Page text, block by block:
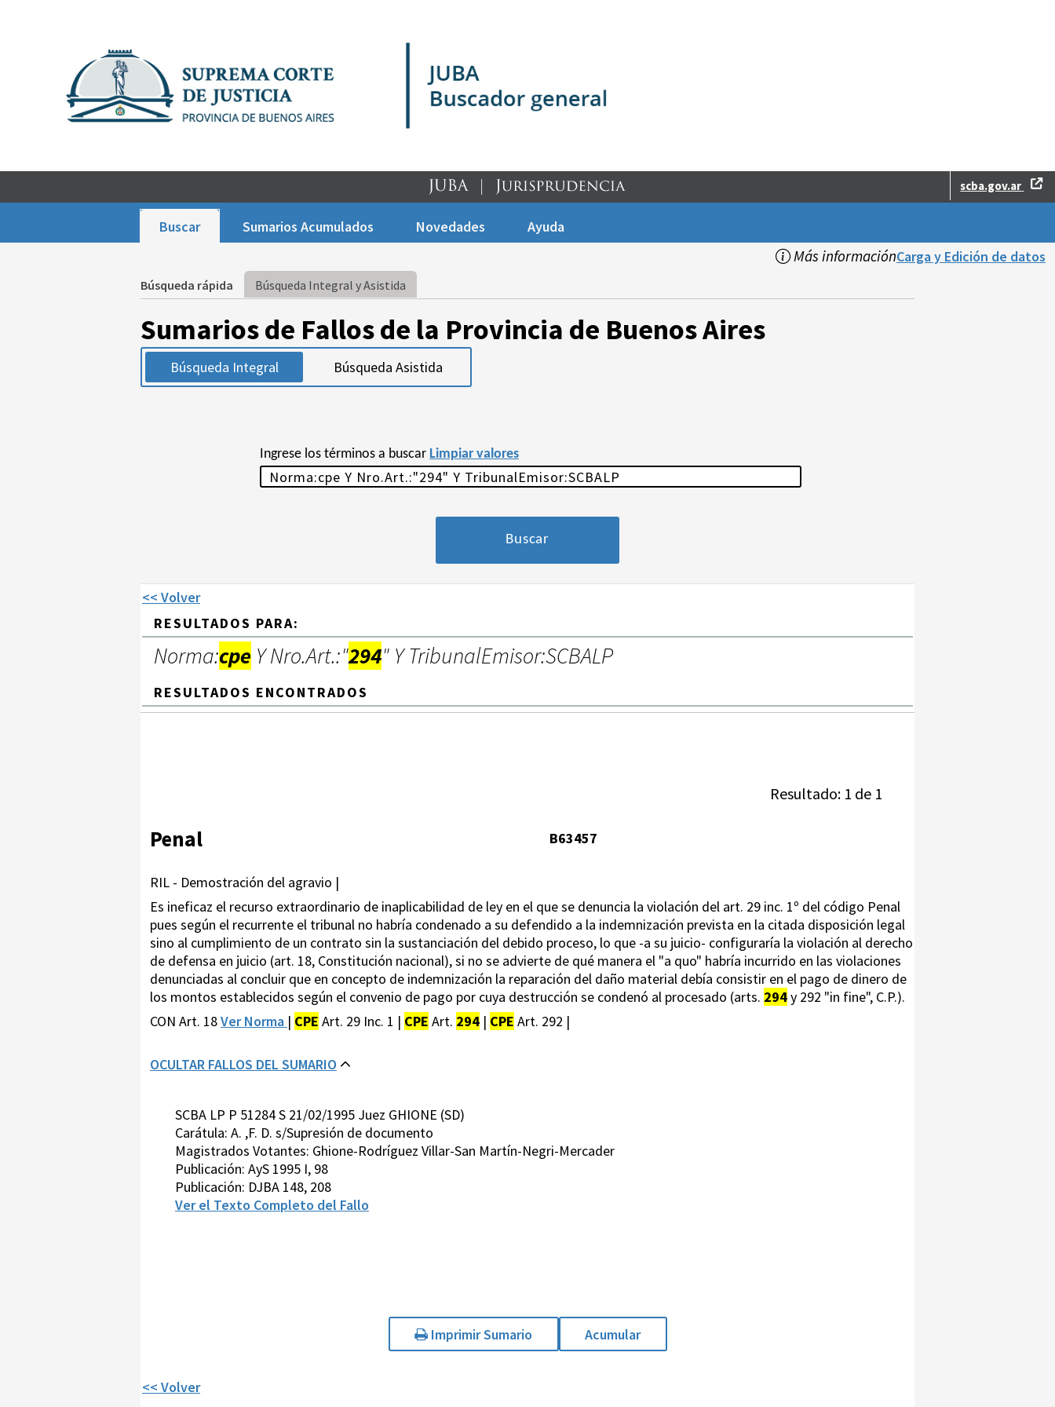
scba.gov.ar
Buscar Sumarios Acumulados Novedades Ayuda
Más informaciónCarga y Edición de datos
Búsqueda rápida Búsqueda Integral y Asistida
Sumarios de Fallos de la Provincia de Buenos Aires
Búsqueda Integral Búsqueda Asistida
Ingrese los términos a buscar Limpiar valores
<< Volver
RESULTADOS PARA:
Norma:cpe Y Nro.Art.:"294" Y TribunalEmisor:SCBALP
RESULTADOS ENCONTRADOS
Resultado: 1 de 1
Penal B63457
RIL - Demostración del agravio |
Es ineficaz el recurso extraordinario de inaplicabilidad de ley en el que se denuncia la violación del art. 29 inc. 1º del código Penal
pues según el recurrente el tribunal no habría condenado a su defendido a la indemnización prevista en la citada disposición legal
sino al cumplimiento de un contrato sin la sustanciación del debido proceso, lo que -a su juicio- configuraría la violación al derecho
de defensa en juicio (art. 18, Constitución nacional), si no se advierte de qué manera el "a quo" habría incurrido en las violaciones
denunciadas al concluir que en concepto de indemnización la reparación del daño material debía consistir en el pago de dinero de
los montos establecidos según el convenio de pago por cuya destrucción se condenó al procesado (arts. 294y 292 "in fine", C.P.).
CON Art. 18Ver Norma | CPE Art. 29 Inc. 1 | CPE Art. 294 | CPE Art. 292 |
OCULTAR FALLOS DEL SUMARIO
SCBA LP P 51284 S 21/02/1995 Juez GHIONE (SD)
Carátula: A. ,F. D. s/Supresión de documento
Magistrados Votantes: Ghione-Rodríguez Villar-San Martín-Negri-Mercader
Publicación: AyS 1995 I, 98
Publicación: DJBA 148, 208
Ver el Texto Completo del Fallo
Imprimir Sumario Acumular
<< Volver